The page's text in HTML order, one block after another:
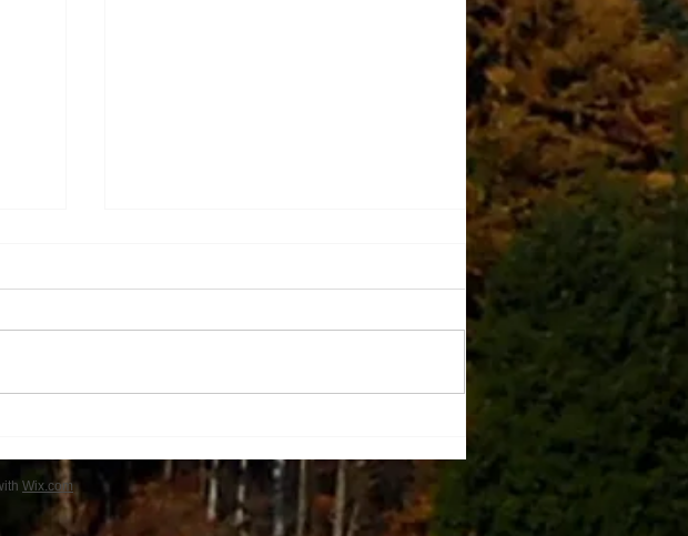
１学期帰省
Wix.com